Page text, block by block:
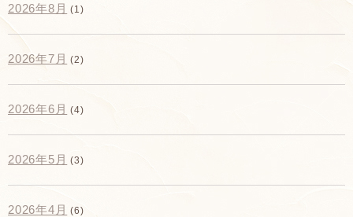
2026年8月 (1)
2026年7月 (2)
2026年6月 (4)
2026年5月 (3)
2026年4月 (6)